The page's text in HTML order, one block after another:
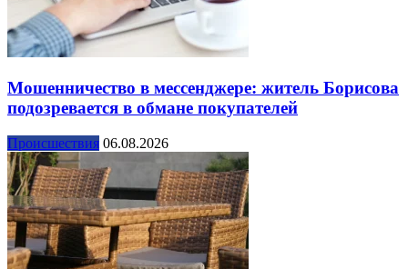
Мошенничество в мессенджере: житель Борисова
подозревается в обмане покупателей
Происшествия 06.08.2026